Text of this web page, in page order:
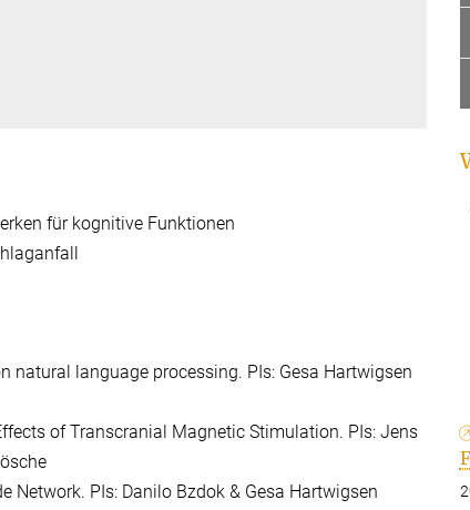
für kognitive Funktionen
natural language processing. PIs: Gesa Hartwigsen
of Transcranial Magnetic Stimulation. PIs: Jens
Network. PIs: Danilo Bzdok & Gesa Hartwigsen